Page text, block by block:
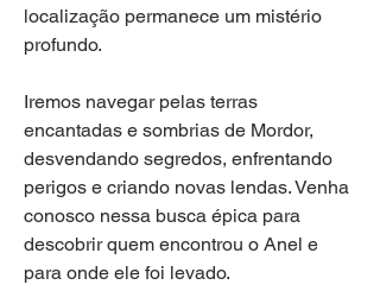
localização permanece um mistério
profundo.
Iremos navegar pelas terras
encantadas e sombrias de Mordor,
desvendando segredos, enfrentando
perigos e criando novas lendas. Venha
conosco nessa busca épica para
descobrir quem encontrou o Anel e
para onde ele foi levado.